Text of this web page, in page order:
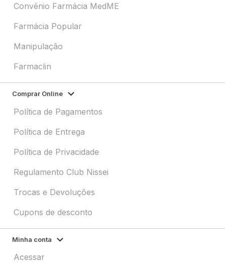
Convênio Farmácia MedME
Farmácia Popular
Manipulação
Farmaclin
Comprar Online
Política de Pagamentos
Política de Entrega
Política de Privacidade
Regulamento Club Nissei
Trocas e Devoluções
Cupons de desconto
Minha conta
Acessar